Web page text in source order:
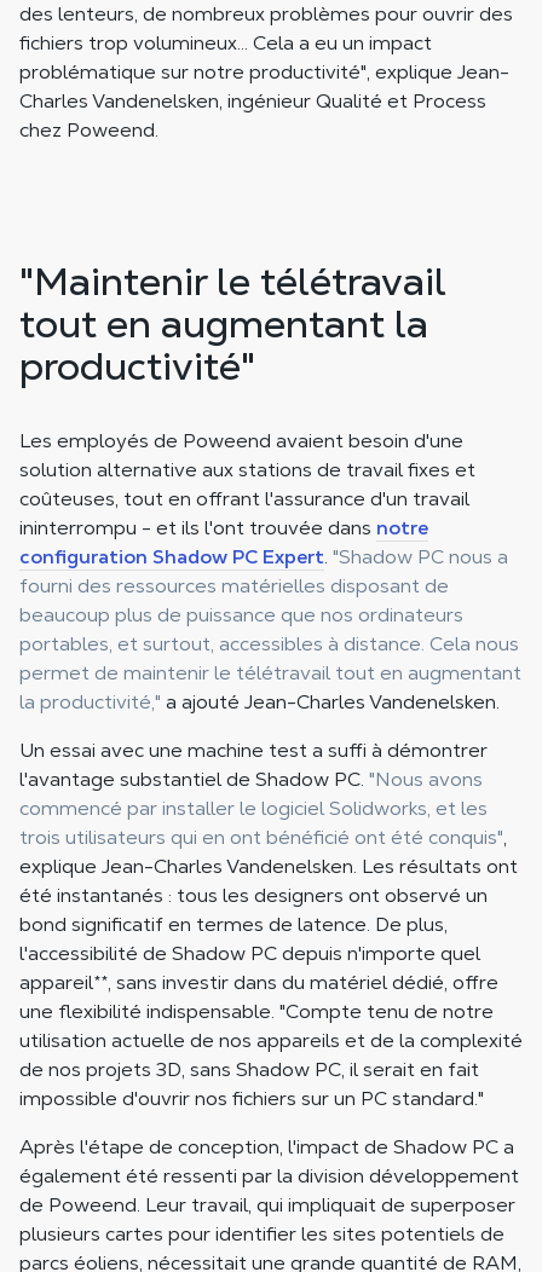
des lenteurs, de nombreux problèmes pour ouvrir des
fichiers trop volumineux... Cela a eu un impact
problématique sur notre productivité", explique Jean-
Charles Vandenelsken, ingénieur Qualité et Process
chez Poweend.
"Maintenir le télétravail
tout en augmentant la
productivité"
Les employés de Poweend avaient besoin d'une
solution alternative aux stations de travail fixes et
coûteuses, tout en offrant l'assurance d'un travail
ininterrompu - et ils l'ont trouvée dans notre
configuration Shadow PC Expert. "Shadow PC nous a
fourni des ressources matérielles disposant de
beaucoup plus de puissance que nos ordinateurs
portables, et surtout, accessibles à distance. Cela nous
permet de maintenir le télétravail tout en augmentant
la productivité," a ajouté Jean-Charles Vandenelsken.
Un essai avec une machine test a suffi à démontrer
l'avantage substantiel de Shadow PC. "Nous avons
commencé par installer le logiciel Solidworks, et les
trois utilisateurs qui en ont bénéficié ont été conquis",
explique Jean-Charles Vandenelsken. Les résultats ont
été instantanés : tous les designers ont observé un
bond significatif en termes de latence. De plus,
l'accessibilité de Shadow PC depuis n'importe quel
appareil**, sans investir dans du matériel dédié, offre
une flexibilité indispensable. "Compte tenu de notre
utilisation actuelle de nos appareils et de la complexité
de nos projets 3D, sans Shadow PC, il serait en fait
impossible d'ouvrir nos fichiers sur un PC standard."
Après l'étape de conception, l'impact de Shadow PC a
également été ressenti par la division développement
de Poweend. Leur travail, qui impliquait de superposer
plusieurs cartes pour identifier les sites potentiels de
parcs éoliens, nécessitait une grande quantité de RAM,